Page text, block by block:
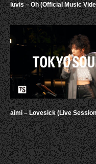
luvis – Oh (Official Music
aimi – Lovesick (Live